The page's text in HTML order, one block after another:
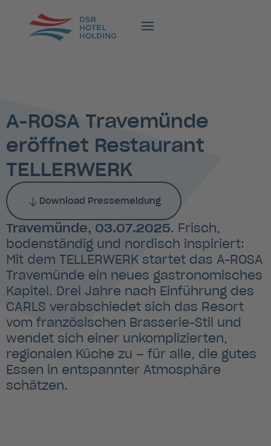
A-ROSA Travemünde
eröffnet Restaurant
TELLERWERK
Download Pressemeldung
Travemünde, 03.07.2025. Frisch,
bodenständig und nordisch inspiriert:
Mit dem TELLERWERK startet das A-ROSA
Travemünde ein neues gastronomisches
Kapitel. Drei Jahre nach Einführung des
CARLS verabschiedet sich das Resort
vom französischen Brasserie-Stil und
wendet sich einer unkomplizierten,
regionalen Küche zu – für alle, die gutes
Essen in entspannter Atmosphäre
schätzen.